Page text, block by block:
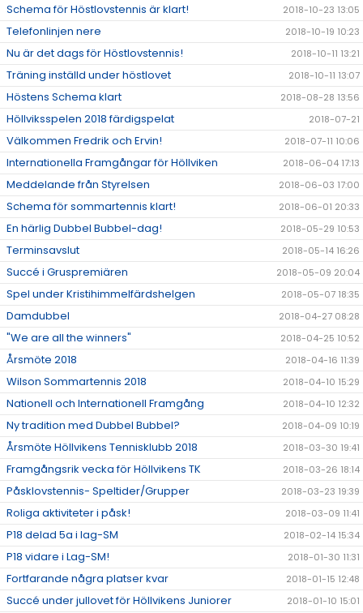
Schema för Höstlovstennis är klart! 2018-10-23 13:05
Telefonlinjen nere 2018-10-19 10:23
Nu är det dags för Höstlovstennis! 2018-10-11 13:21
Träning inställd under höstlovet 2018-10-11 13:07
Höstens Schema klart 2018-08-28 13:56
Höllviksspelen 2018 färdigspelat 2018-07-21
Välkommen Fredrik och Ervin! 2018-07-11 10:06
Internationella Framgångar för Höllviken 2018-06-04 17:13
Meddelande från Styrelsen 2018-06-03 17:00
Schema för sommartennis klart! 2018-06-01 20:33
En härlig Dubbel Bubbel-dag! 2018-05-29 10:53
Terminsavslut 2018-05-14 16:26
Succé i Gruspremiären 2018-05-09 20:04
Spel under Kristihimmelfärdshelgen 2018-05-07 18:35
Damdubbel 2018-04-27 08:28
"We are all the winners" 2018-04-25 10:52
Årsmöte 2018 2018-04-16 11:39
Wilson Sommartennis 2018 2018-04-10 15:29
Nationell och Internationell Framgång 2018-04-10 12:32
Ny tradition med Dubbel Bubbel? 2018-04-09 10:19
Årsmöte Höllvikens Tennisklubb 2018 2018-03-30 19:41
Framgångsrik vecka för Höllvikens TK 2018-03-26 18:14
Påsklovstennis- Speltider/Grupper 2018-03-23 19:39
Roliga aktiviteter i påsk! 2018-03-09 11:41
P18 delad 5a i lag-SM 2018-02-14 15:34
P18 vidare i Lag-SM! 2018-01-30 11:31
Fortfarande några platser kvar 2018-01-15 12:48
Succé under jullovet för Höllvikens Juniorer 2018-01-10 15:01